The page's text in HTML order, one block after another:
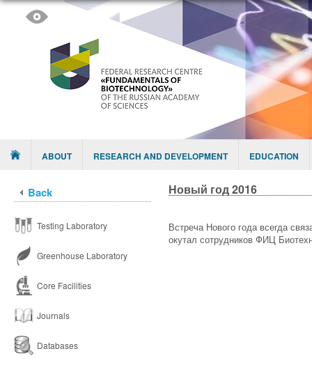
Menu ABOUT RESEARCH AND DEVELOPMENT EDUCATION
Back
Testing Laboratory
Greenhouse Laboratory
Core Facilities
Journals
Databases
Новый год 2016
Встреча Нового года всегда
окутал сотрудников ФИЦ